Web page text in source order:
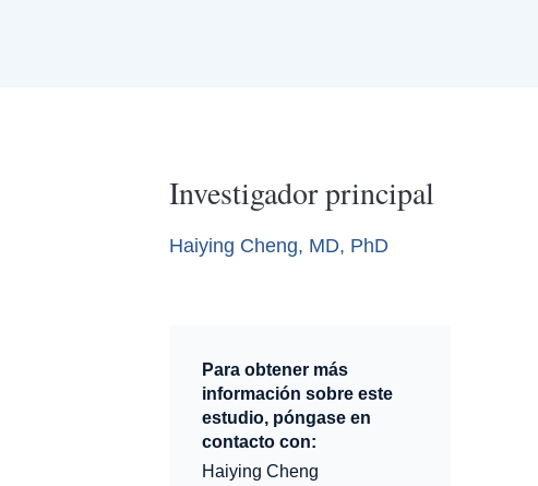
Investigador principal
Haiying Cheng, MD, PhD
Para obtener más
información sobre este
estudio, póngase en
contacto con:
Haiying Cheng